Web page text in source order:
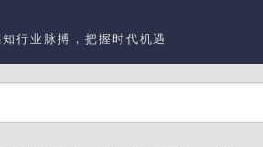
知行业脉搏，把握时代机遇